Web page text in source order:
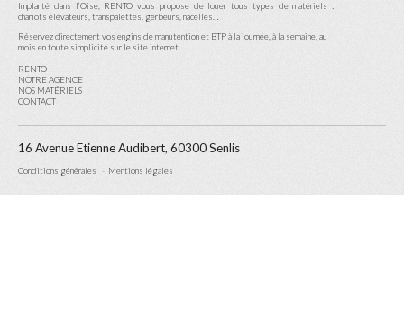
Implanté dans l’Oise, RENTO vous propose de louer tous types de matériels :
chariots élévateurs, transpalettes, gerbeurs, nacelles…
Réservez directement vos engins de manutention et BTP à la journée, à la semaine, au
mois en toute simplicité sur le site internet.
RENTO
NOTRE AGENCE
NOS MATÉRIELS
CONTACT
16 Avenue Etienne Audibert, 60300 Senlis
Conditions générales Mentions légales